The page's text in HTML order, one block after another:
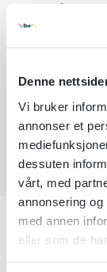
Denne
Vi bruker
annonser et
dessuten
vårt, med
annonsering
med annen
eller som de
n
e
Fri frakt på
Ordre som